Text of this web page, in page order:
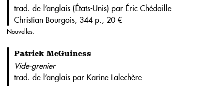
trad. de l’anglais (États-Unis) par Éric Chédaille
Christian Bourgois, 344 p., 20 €
Nouvelles.
Patrick McGuiness
Vide-grenier
trad. de l’anglais par Karine Lalechère